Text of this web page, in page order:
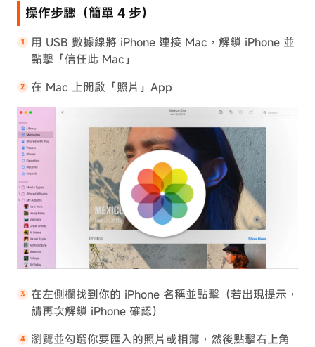
操作步驟（簡單 4 步）
用 USB 數據線將 iPhone 連接 Mac，解鎖 iPhone 並
點擊「信任此 Mac」
在 Mac 上開啟「照片」App
在左側欄找到你的 iPhone 名稱並點擊（若出現提示，
請再次解鎖 iPhone 確認）
瀏覽並勾選你要匯入的照片或相簿，然後點擊右上角